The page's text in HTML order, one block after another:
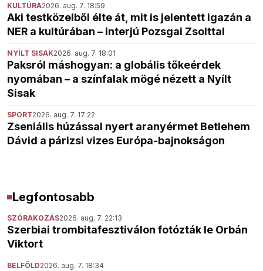
KULTÚRA2026. aug. 7. 18:59
Aki testközelből élte át, mit is jelentett igazán a
NER a kultúrában – interjú Pozsgai Zsolttal
NYÍLT SISAK2026. aug. 7. 18:01
Paksról máshogyan: a globális tőkeérdek
nyomában – a színfalak mögé nézett a Nyílt
Sisak
SPORT2026. aug. 7. 17:22
Zseniális húzással nyert aranyérmet Betlehem
Dávid a párizsi vizes Európa-bajnokságon
Legfontosabb
SZÓRAKOZÁS2026. aug. 7. 22:13
Szerbiai trombitafesztiválon fotózták le Orbán
Viktort
BELFÖLD2026. aug. 7. 18:34